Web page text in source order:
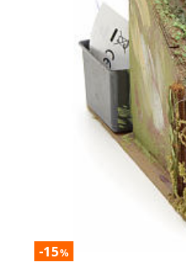
-15%